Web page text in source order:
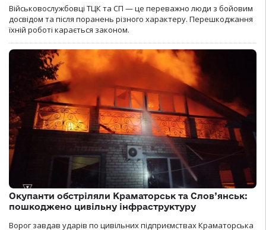
Військовослужбовці ТЦК та СП — це переважно люди з бойовим
досвідом та після поранень різного характеру. Перешкоджання
їхній роботі карається законом.
Окупанти обстріляли Краматорськ та Слов’янськ:
пошкоджено цивільну інфраструктуру
Ворог завдав ударів по цивільних підприємствах Краматорська